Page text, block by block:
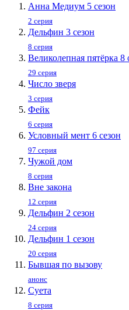
Анна Медиум 5 сезон
2 серия
Дельфин 3 сезон
8 серия
Великолепная пятёрка 8
29 серия
Число зверя
3 серия
Фейк
6 серия
Условный мент 6 сезон
97 серия
Чужой дом
8 серия
Вне закона
12 серия
Дельфин 2 сезон
24 серия
Дельфин 1 сезон
20 серия
Бывшая по вызову
анонс
Суета
8 серия